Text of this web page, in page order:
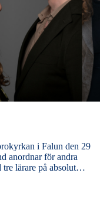
i Falun den 29
anordnar för andra
tre lärare på absolut…